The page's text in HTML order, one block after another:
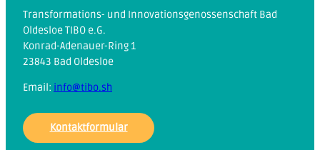
Transformations- und Innovationsgenossenschaft Bad
Oldesloe TIBO e.G.
Konrad-Adenauer-Ring 1
23843 Bad Oldesloe
Email: info@tibo.sh
Kontaktformular